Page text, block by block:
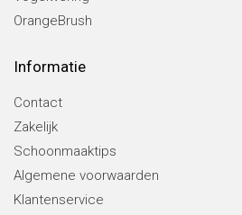
OrangeBrush
Informatie
Contact
Zakelijk
Schoonmaaktips
Algemene voorwaarden
Klantenservice